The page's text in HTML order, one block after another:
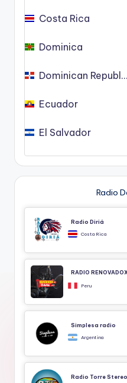
Costa Rica
Dominica
Dominican Republic
Ecuador
El Salvador
Radio
Radio Diriá
Costa Rica
RADIO
Peru
Simplesa radio
Argentina
Radio Torre Stereo